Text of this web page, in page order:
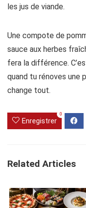
les jus de viande.
Une compote de
sauce aux herbes
fera la différence.
quand tu rénoves une
change tout.
Enregistrer
0
Related Articles